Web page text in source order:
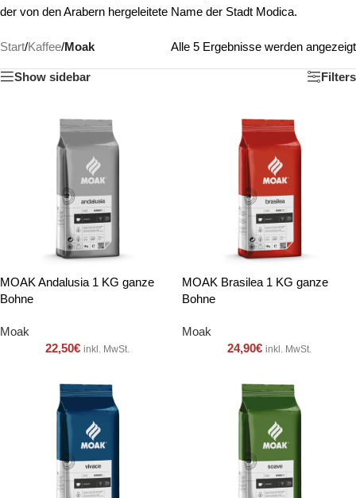
der von den Arabern hergeleitete Name der Stadt Modica.
Start/Kaffee/Moak Alle 5 Ergebnisse werden angezeigt
Show sidebar Filters
MOAK Andalusia 1 KG ganze
Bohne
Moak
22,50€ inkl. MwSt.
MOAK Brasilea 1 KG ganze
Bohne
Moak
24,90€ inkl. MwSt.